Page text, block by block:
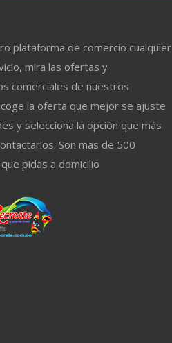
plataforma de comercio cualquier
mira las ofertas y
comerciales de nuestros
la oferta que mejor se ajuste
y selecciona la opción que más
Son mas de 500
pidas a domicilio